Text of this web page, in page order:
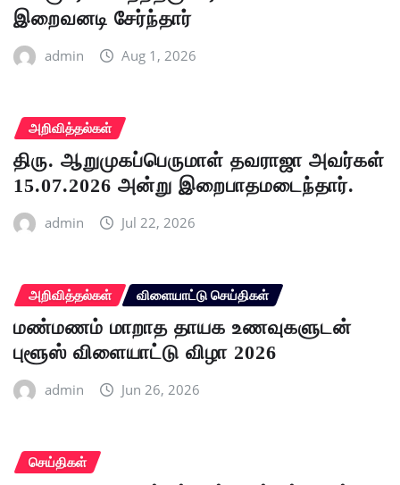
இறைவனடி சேர்ந்தார்
admin Aug 1, 2026
அறிவித்தல்கள்
திரு. ஆறுமுகப்பெருமாள் தவராஜா அவர்கள்
15.07.2026 அன்று இறைபாதமடைந்தார்.
admin Jul 22, 2026
அறிவித்தல்கள் விளையாட்டு செய்திகள்
மண்மணம் மாறாத தாயக உணவுகளுடன்
புளூஸ் விளையாட்டு விழா 2026
admin Jun 26, 2026
செய்திகள்